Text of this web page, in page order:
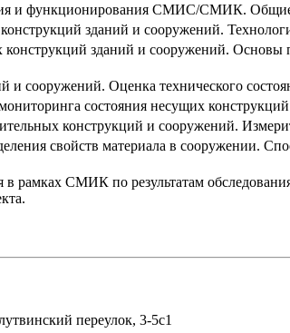
и функционирования СМИС/СМИК.
зданий и сооружений.
зданий и сооружений. Основы
и сооружений. Оценка технического
состояния несущих конструкций
конструкций и сооружений.
свойств материала в сооружении.
рамках СМИК по результатам
переулок, 3-5с1